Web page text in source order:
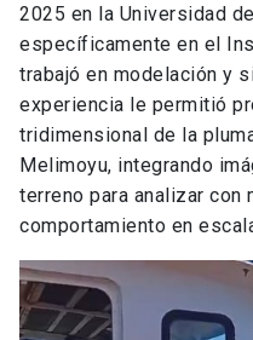
2025 en la Universidad
específicamente en el
trabajó en modelación y
experiencia le permitió
tridimensional de la
Melimoyu, integrando
terreno para analizar con
comportamiento en